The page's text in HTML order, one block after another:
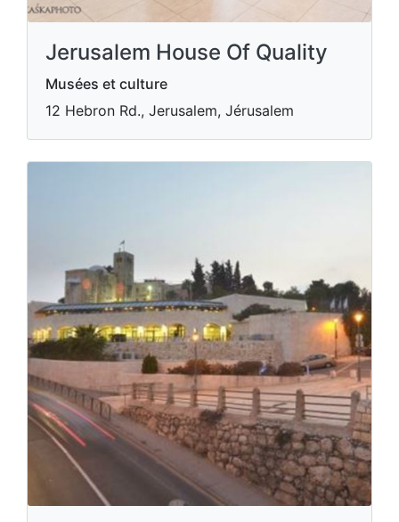
Jerusalem House Of Quality
Musées et culture
12 Hebron Rd., Jerusalem, Jérusalem